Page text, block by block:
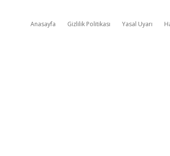
Anasayfa Gizlilik Politikası Yasal Uyarı